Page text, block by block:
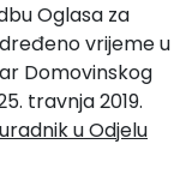
Oglasa za
vrijeme u
Domovinskog
travnja 2019.
u Odjelu